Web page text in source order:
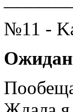
№11 -